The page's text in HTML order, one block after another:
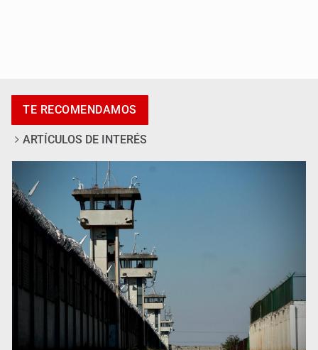
Unidos en el Azteca
Fallece Don Nelson, quíntuple campeón NBA, a los 86
años
TE RECOMENDAMOS
ARTÍCULOS DE INTERÉS